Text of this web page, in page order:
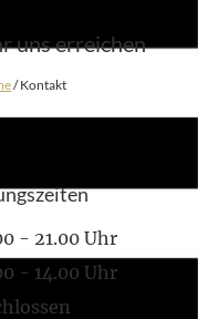
uns erreichen
/ Kontakt
- 21.00Uhr
- 14.00 Uhr